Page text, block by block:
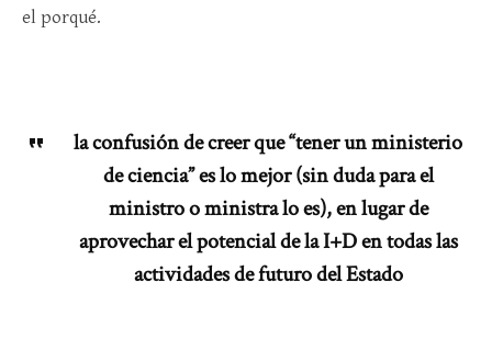
el porqué.
la confusión de creer que “tener un ministerio
de ciencia” es lo mejor (sin duda para el
ministro o ministra lo es), en lugar de
aprovechar el potencial de la I+D en todas las
actividades de futuro del Estado